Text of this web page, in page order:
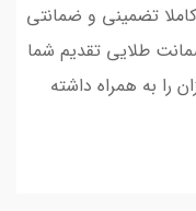
تضمینی و ضمانتی
طلایی تقدیم شما
را به همراه داشته